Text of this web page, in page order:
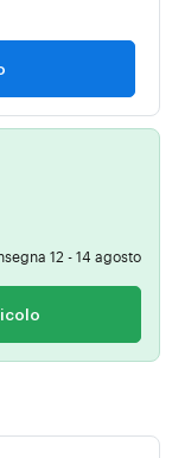
12 - 14 agosto